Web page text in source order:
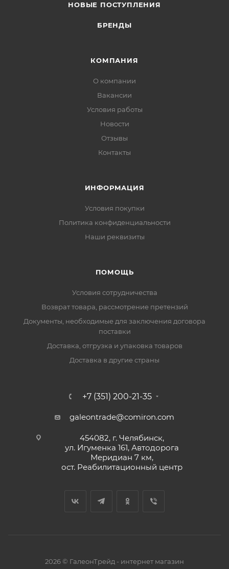
НОВЫЕ ПОСТУПЛЕНИЯ
БРЕНДЫ
КОМПАНИЯ
О компании
Вакансии
Условия работы
Новости
Отзывы
Контакты
ИНФОРМАЦИЯ
Условия покупки
Политика конфиденциальности
Наши реквизиты
ПОМОЩЬ
Условия сотрудничества
Возврат товара, рассмотрение претензий
Документы, необходимые для заключения договора
поставки
Доставка, отгрузка и упаковка товаров
Доставка в другие страны
+7 (351) 200-21-35
galeontrade@comiron.com
454082, г. Челябинск,
ул. Игуменка 161, Автодорога
Меридиан 7 км,
ост. Реабилитационный центр
2026 © ГалеонТрейд - интернет магазин